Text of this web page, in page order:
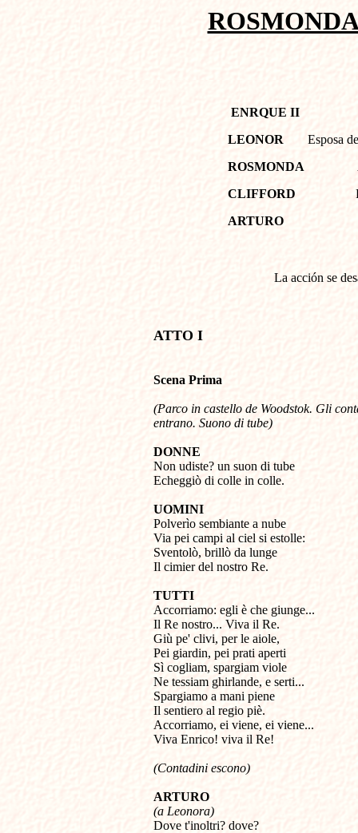
ENRQUE II
LEONOR
ROSMONDA
CLIFFORD
ARTURO
Esposa
La acción se
ATTO I
Scena Prima
(Parco in castello de Woodstok. Gli
entrano. Suono di tube)
DONNE
Non udiste? un suon di tube
Echeggiò di colle in colle.
UOMINI
Polverìo sembiante a nube
Via pei campi al ciel si estolle:
Sventolò, brillò da lunge
Il cimier del nostro Re.
TUTTI
Accorriamo: egli è che giunge...
Il Re nostro... Viva il Re.
Giù pe' clivi, per le aiole,
Pei giardin, pei prati aperti
Sì cogliam, spargiam viole
Ne tessiam ghirlande, e serti...
Spargiamo a mani piene
Il sentiero al regio piè.
Accorriamo, ei viene, ei viene...
Viva Enrico! viva il Re!
(Contadini escono)
ARTURO
(a Leonora)
Dove t'inoltri? dove?